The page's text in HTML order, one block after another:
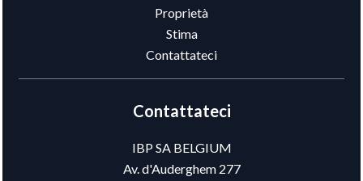
Proprietà
Stima
Contattateci
Contattateci
IBP SA BELGIUM
Av. d'Auderghem 277